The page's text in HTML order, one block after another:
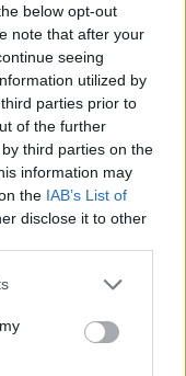
below opt-out
note that after your
seeing
utilized by
parties prior to
of the further
third parties on the
information may
the IAB’s List of
disclose it to other
5.
(68’
2. Cugini
18.
21. Citton,
condizioni,